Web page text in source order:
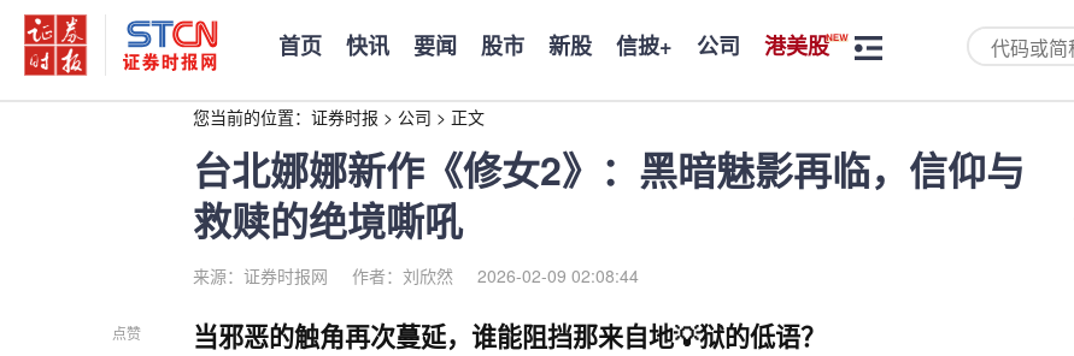
首页 快讯 要闻 股市 新股 信披+ 公司 港美股
您当前的位置： 证券时报 > 公司 > 正文
台北娜娜新作《修女2》：黑暗魅影再临，信仰与
救赎的绝境嘶吼
来源：证券时报网 作者：刘欣然 2026-02-09 02:08:44
点赞 当邪恶的触角再次蔓延，谁能阻挡那来自地💡狱的低语？